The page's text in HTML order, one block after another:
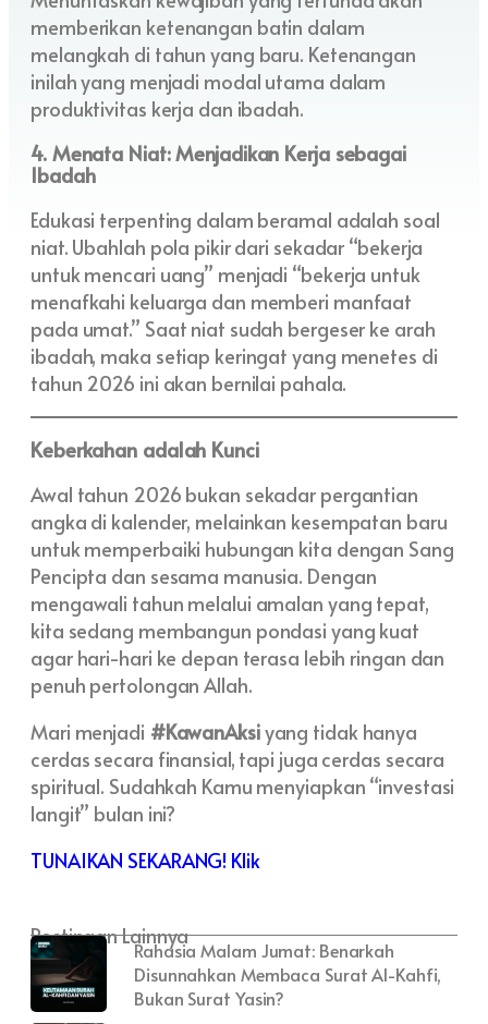
memberikan ketenangan batin dalam
melangkah di tahun yang baru. Ketenangan
inilah yang menjadi modal utama dalam
produktivitas kerja dan ibadah.
4. Menata Niat: Menjadikan Kerja sebagai
Ibadah
Edukasi terpenting dalam beramal adalah soal
niat. Ubahlah pola pikir dari sekadar “bekerja
untuk mencari uang” menjadi “bekerja untuk
menafkahi keluarga dan memberi manfaat
pada umat.” Saat niat sudah bergeser ke arah
ibadah, maka setiap keringat yang menetes di
tahun 2026 ini akan bernilai pahala.
Keberkahan adalah Kunci
Awal tahun 2026 bukan sekadar pergantian
angka di kalender, melainkan kesempatan baru
untuk memperbaiki hubungan kita dengan Sang
Pencipta dan sesama manusia. Dengan
mengawali tahun melalui amalan yang tepat,
kita sedang membangun pondasi yang kuat
agar hari-hari ke depan terasa lebih ringan dan
penuh pertolongan Allah.
Mari menjadi #KawanAksiyang tidak hanya
cerdas secara finansial, tapi juga cerdas secara
spiritual. Sudahkah Kamu menyiapkan “investasi
langit” bulan ini?
TUNAIKAN SEKARANG! Klik
Postingan Lainnya
Rahasia Malam Jumat: Benarkah
Disunnahkan Membaca Surat Al-Kahfi,
Bukan Surat Yasin?